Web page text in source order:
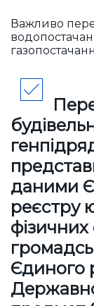
Важливо
даними
реєстру
фізичних
Єдиного